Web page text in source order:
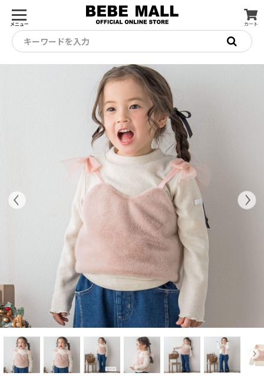
メニュー カート
キーワードを入力